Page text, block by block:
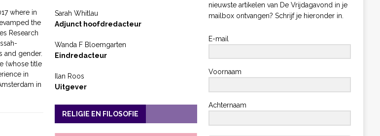
where in
the
Research
and gender.
(whose title
in
in
Sarah Whitlau
Adjunct hoofdredacteur
Wanda F Bloemgarten
Eindredacteur
Ilan Roos
Uitgever
RELIGIE EN FILOSOFIE
nieuwste artikelen van De Vrijdagavond in je
mailbox ontvangen? Schrijf je hieronder in.
E-mail
Voornaam
Achternaam